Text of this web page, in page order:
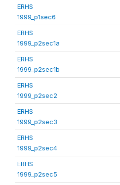
ERHS
1999_p1sec6
ERHS
1999_p2sec1a
ERHS
1999_p2sec1b
ERHS
1999_p2sec2
ERHS
1999_p2sec3
ERHS
1999_p2sec4
ERHS
1999_p2sec5